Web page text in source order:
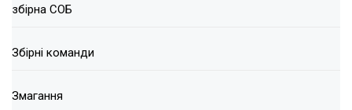
збірна СОБ
Збірні команди
Змагання